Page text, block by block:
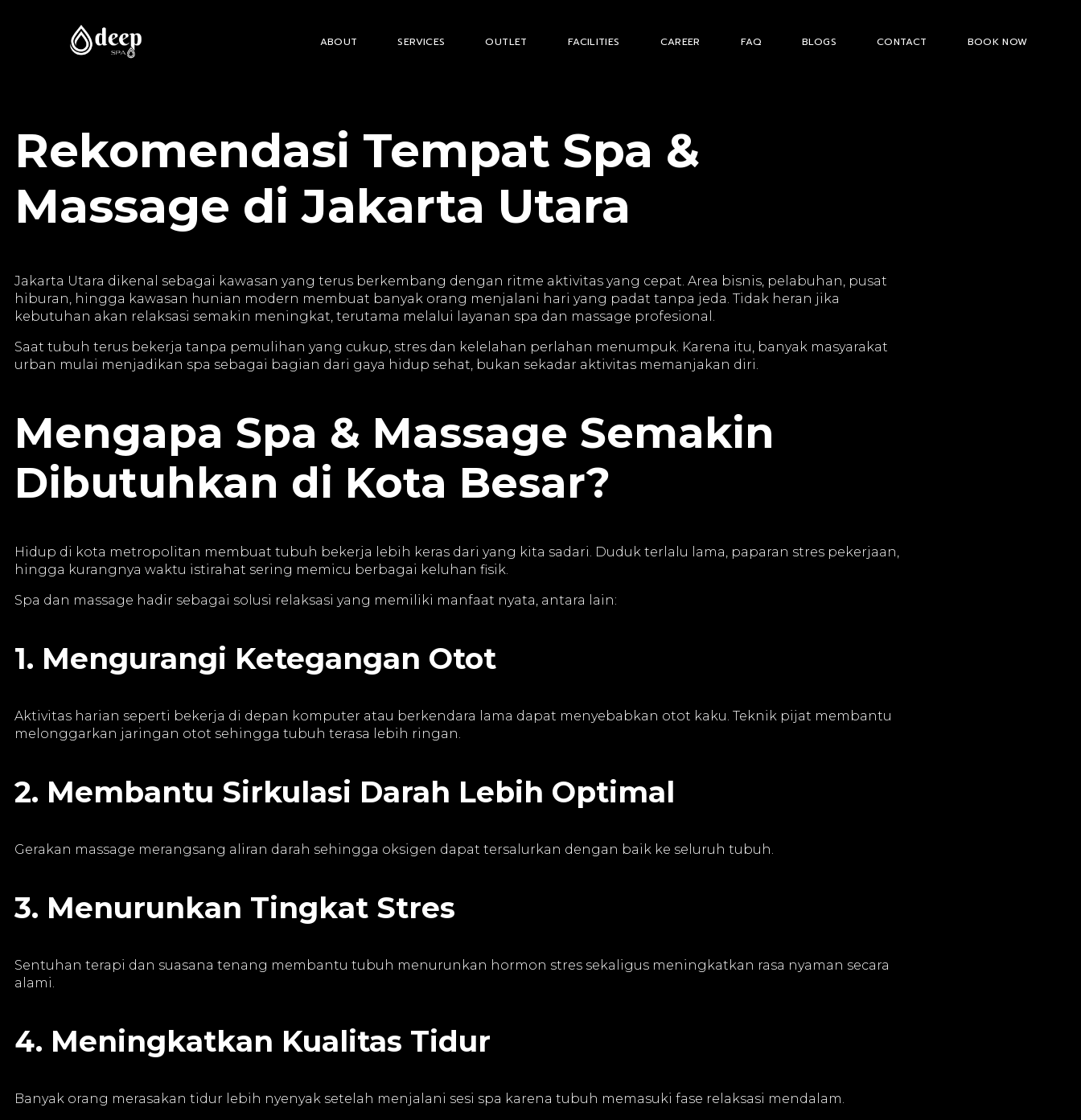
ABOUT SERVICES OUTLET FACILITIES CAREER FAQ BLOGS CONTACT BOOK NOW
Rekomendasi Tempat Spa &
Massage di Jakarta Utara
Jakarta Utara dikenal sebagai kawasan yang terus berkembang dengan ritme aktivitas yang cepat. Area bisnis, pelabuhan, pusat
hiburan, hingga kawasan hunian modern membuat banyak orang menjalani hari yang padat tanpa jeda. Tidak heran jika
kebutuhan akan relaksasi semakin meningkat, terutama melalui layanan spa dan massage profesional.
Saat tubuh terus bekerja tanpa pemulihan yang cukup, stres dan kelelahan perlahan menumpuk. Karena itu, banyak masyarakat
urban mulai menjadikan spa sebagai bagian dari gaya hidup sehat, bukan sekadar aktivitas memanjakan diri.
Mengapa Spa & Massage Semakin
Dibutuhkan di Kota Besar?
Hidup di kota metropolitan membuat tubuh bekerja lebih keras dari yang kita sadari. Duduk terlalu lama, paparan stres pekerjaan,
hingga kurangnya waktu istirahat sering memicu berbagai keluhan fisik.
Spa dan massage hadir sebagai solusi relaksasi yang memiliki manfaat nyata, antara lain:
1. Mengurangi Ketegangan Otot
Aktivitas harian seperti bekerja di depan komputer atau berkendara lama dapat menyebabkan otot kaku. Teknik pijat membantu
melonggarkan jaringan otot sehingga tubuh terasa lebih ringan.
2. Membantu Sirkulasi Darah Lebih Optimal
Gerakan massage merangsang aliran darah sehingga oksigen dapat tersalurkan dengan baik ke seluruh tubuh.
3. Menurunkan Tingkat Stres
Sentuhan terapi dan suasana tenang membantu tubuh menurunkan hormon stres sekaligus meningkatkan rasa nyaman secara
alami.
4. Meningkatkan Kualitas Tidur
Banyak orang merasakan tidur lebih nyenyak setelah menjalani sesi spa karena tubuh memasuki fase relaksasi mendalam.